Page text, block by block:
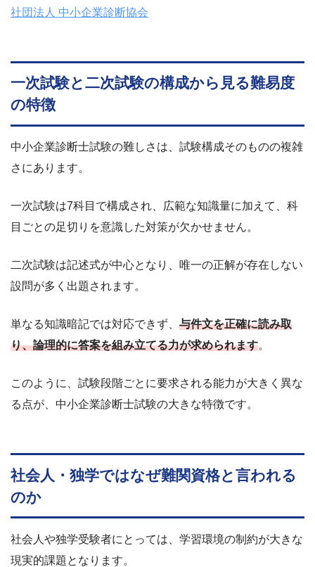
社団法人 中小企業診断協会
一次試験と二次試験の構成から見る難易度
の特徴
中小企業診断士試験の難しさは、試験構成そのものの複雑
さにあります。
一次試験は7科目で構成され、広範な知識量に加えて、科
目ごとの足切りを意識した対策が欠かせません。
二次試験は記述式が中心となり、唯一の正解が存在しない
設問が多く出題されます。
単なる知識暗記では対応できず、 与件文を正確に読み取
り、論理的に答案を組み立てる力が求められます。
このように、試験段階ごとに要求される能力が大きく異な
る点が、中小企業診断士試験の大きな特徴です。
社会人・独学ではなぜ難関資格と言われる
のか
社会人や独学受験者にとっては、学習環境の制約が大きな
現実的課題となります。